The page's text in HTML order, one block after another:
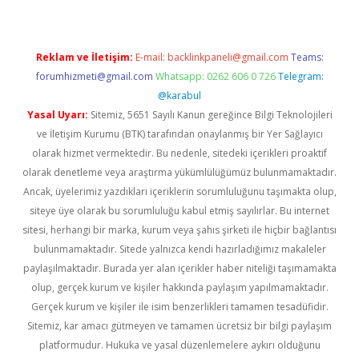
Reklam ve İletişim: E-mail: backlinkpaneli@gmail.com Teams:
forumhizmeti@gmail.com Whatsapp: 0262 606 0 726 Telegram:
@karabul
Yasal Uyarı: Sitemiz, 5651 Sayılı Kanun gereğince Bilgi Teknolojileri
ve İletişim Kurumu (BTK) tarafından onaylanmış bir Yer Sağlayıcı
olarak hizmet vermektedir. Bu nedenle, sitedeki içerikleri proaktif
olarak denetleme veya araştırma yükümlülüğümüz bulunmamaktadır.
Ancak, üyelerimiz yazdıkları içeriklerin sorumluluğunu taşımakta olup,
siteye üye olarak bu sorumluluğu kabul etmiş sayılırlar. Bu internet
sitesi, herhangi bir marka, kurum veya şahıs şirketi ile hiçbir bağlantısı
bulunmamaktadır. Sitede yalnızca kendi hazırladığımız makaleler
paylaşılmaktadır. Burada yer alan içerikler haber niteliği taşımamakta
olup, gerçek kurum ve kişiler hakkında paylaşım yapılmamaktadır.
Gerçek kurum ve kişiler ile isim benzerlikleri tamamen tesadüfidir.
Sitemiz, kar amacı gütmeyen ve tamamen ücretsiz bir bilgi paylaşım
platformudur. Hukuka ve yasal düzenlemelere aykırı olduğunu